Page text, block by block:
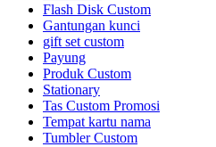
Flash Disk Custom
Gantungan kunci
gift set custom
Payung
Produk Custom
Stationary
Tas Custom Promosi
Tempat kartu nama
Tumbler Custom